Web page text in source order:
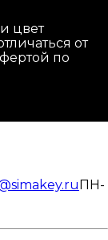
цвет
от
по
ПН-